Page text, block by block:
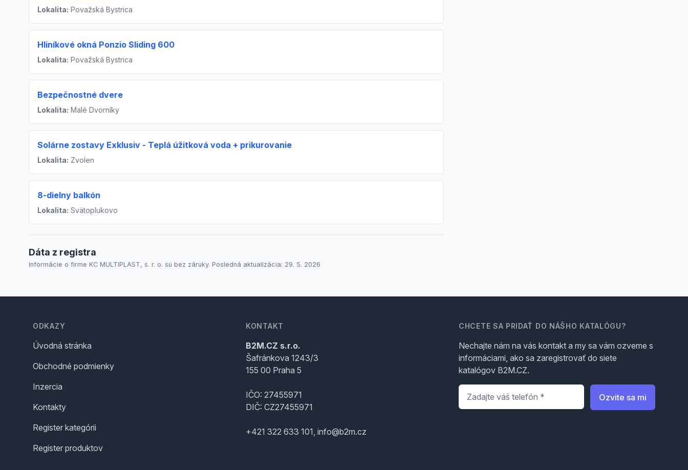
Lokalita: Považská Bystrica
Hliníkové okná Ponzio Sliding 600
Lokalita: Považská Bystrica
Bezpečnostné dvere
Lokalita: Malé Dvorníky
Solárne zostavy Exklusiv - Teplá úžitková voda + prikurovanie
Lokalita: Zvolen
8-dielny balkón
Lokalita: Svätoplukovo
Dáta z registra
Informácie o firme KC MULTIPLAST, s. r. o. sú bez záruky. Posledná aktualizácia: 29. 5. 2026
ODKAZY
Úvodná stránka
Obchodné podmienky
Inzercia
Kontakty
Register kategórii
Register produktov
KONTAKT
B2M.CZ s.r.o.
Šafránkova 1243/3
155 00 Praha 5
IČO: 27455971
DIČ: CZ27455971
+421 322 633 101, info@b2m.cz
CHCETE SA PRIDAŤ DO NÁŠHO KATALÓGU?
Nechajte nám na vás kontakt a my sa vám ozveme s
informáciami, ako sa zaregistrovať do siete
katalógov B2M.CZ.
Telefón
Ozvite sa mi